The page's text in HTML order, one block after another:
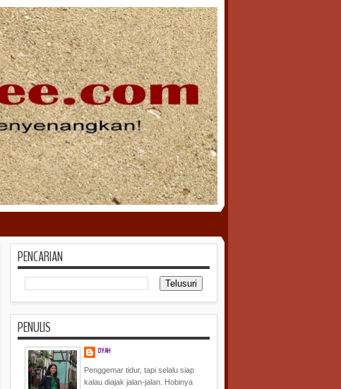
PENCARIAN
PENULIS
DYAH
Penggemar tidur, tapi selalu siap
kalau diajak jalan-jalan. Hobinya